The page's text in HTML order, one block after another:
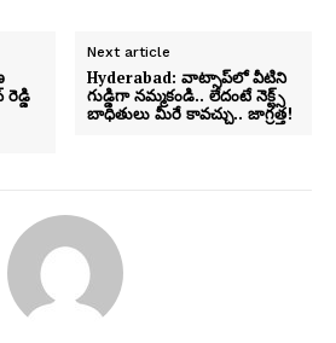
Next article
Hyderabad: వాట్సాప్‌లో వీటిని
గుడ్డిగా నమ్మకండి.. లేదంటే నెక్ట్స్
బాధితులు మీరే కావచ్చు.. జాగ్రత్త!